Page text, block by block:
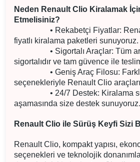
Neden Renault Clio Kiralamak
Etmelisiniz?
• Rekabetçi Fiyatlar:
fiyatlı kiralama paketleri sunuyoruz.
• Sigortalı Araçlar: Tüm
sigortalıdır ve tam güvence ile
• Geniş Araç Filosu: Farklı
seçenekleriyle Renault Clio
• 24/7 Destek: Kiralama
aşamasında size destek sunuyoruz.
Renault Clio ile Sürüş Keyfi Sizi
Renault Clio, kompakt yapısı,
seçenekleri ve teknolojik